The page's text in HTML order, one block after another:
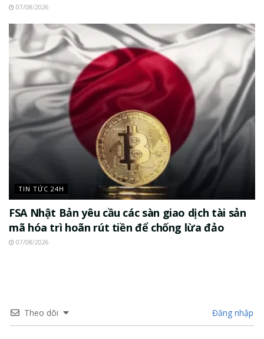
07/08/2026
TIN TỨC 24H
FSA Nhật Bản yêu cầu các sàn giao dịch tài sản
mã hóa trì hoãn rút tiền để chống lừa đảo
07/08/2026
Theo dõi Đăng nhập